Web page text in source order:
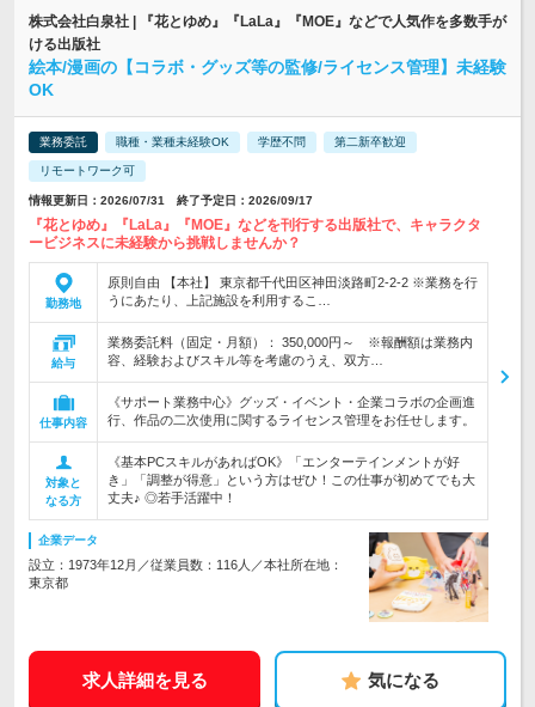
株式会社白泉社 | 『花とゆめ』『LaLa』『MOE』などで人気作を多数手が
ける出版社
絵本/漫画の【コラボ・グッズ等の監修/ライセンス管理】未経験
OK
業務委託 職種・業種未経験OK 学歴不問 第二新卒歓迎
リモートワーク可
情報更新日：2026/07/31 終了予定日：2026/09/17
『花とゆめ』『LaLa』『MOE』などを刊行する出版社で、キャラクタ
ービジネスに未経験から挑戦しませんか？
勤務地
原則自由 【本社】 東京都千代田区神田淡路町2-2-2 ※業務を行
うにあたり、上記施設を利用するこ…
給与
業務委託料（固定・月額）： 350,000円～ ※報酬額は業務内
容、経験およびスキル等を考慮のうえ、双方…
仕事内容
《サポート業務中心》グッズ・イベント・企業コラボの企画進
行、作品の二次使用に関するライセンス管理をお任せします。
対象と
なる方
《基本PCスキルがあればOK》「エンターテインメントが好
き」「調整が得意」という方はぜひ！この仕事が初めてでも大
丈夫♪ ◎若手活躍中！
企業データ
設立：1973年12月／従業員数：116人／本社所在地：
東京都
求人詳細を見る 気になる